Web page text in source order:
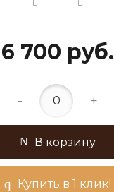
6 700 руб.
- +
В корзину
Купить в 1 клик!